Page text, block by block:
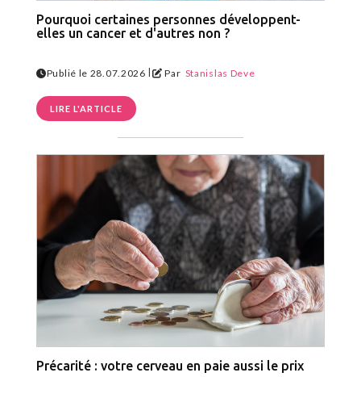
Pourquoi certaines personnes développent-
elles un cancer et d'autres non ?
Publié le 28.07.2026 | Par Stanislas Deve
LIRE L'ARTICLE
Précarité : votre cerveau en paie aussi le prix